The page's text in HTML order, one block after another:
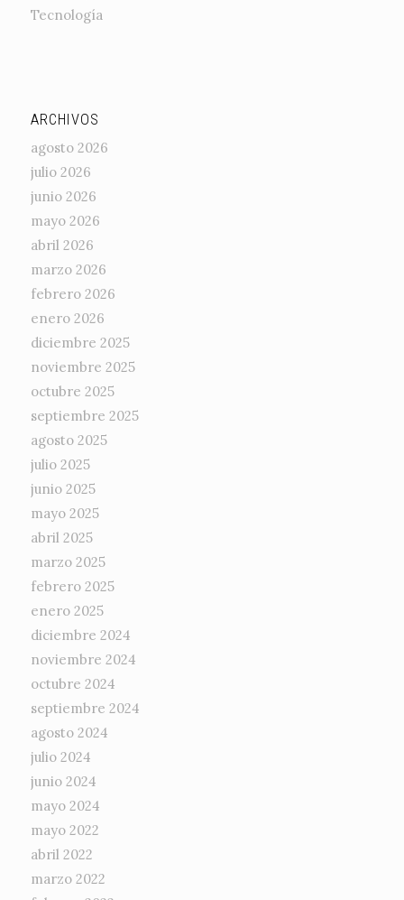
Tecnología
ARCHIVOS
agosto 2026
julio 2026
junio 2026
mayo 2026
abril 2026
marzo 2026
febrero 2026
enero 2026
diciembre 2025
noviembre 2025
octubre 2025
septiembre 2025
agosto 2025
julio 2025
junio 2025
mayo 2025
abril 2025
marzo 2025
febrero 2025
enero 2025
diciembre 2024
noviembre 2024
octubre 2024
septiembre 2024
agosto 2024
julio 2024
junio 2024
mayo 2024
mayo 2022
abril 2022
marzo 2022